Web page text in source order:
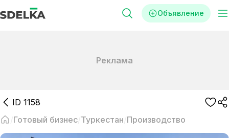
Объявление
Реклама
ID 1158
Готовый бизнес Туркестан Производство